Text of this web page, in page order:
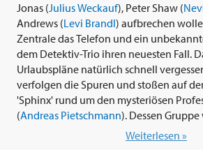
Jonas (Julius Weckauf), Peter Shaw (
Andrews (Levi Brandl) aufbrechen
Zentrale das Telefon und ein
dem Detektiv-Trio ihren neuesten Fall.
Urlaubspläne natürlich schnell
verfolgen die Spuren und stoßen auf
'Sphinx' rund um den mysteriösen
(Andreas Pietschmann). Dessen
führt illegale Ausgrabungen durch und
Weiterlesen »